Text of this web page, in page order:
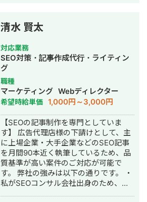
・代理店に依頼しているが、セカンド
オピニオンとして利用したい ・広告運
用をマルっと依頼したい ＝＝=(過去の
運用実績)＝＝＝ 下記はメイン案件の実
績。 ・ネット証券 月額3億
CPA10,000 ┗サブ運用者として既存案
件の運用業務をサポート ┗予算管理、
入札調整、運用改善、広告文作成、定
例資料作成、入稿業務 ┗リスティング
広告(G,Y,MS)を運用 ・生成AIスクール
月額3000万 広告CPA¥10,000 ROI
140% ┗新規案件(代理店二次受け)とし
て、フロント・運用業務・クリエイテ
ィブ制作を行う。 Meta広告、
Google(検索・ディスプレイ)、
Yahoo(検索・ディスプレイ)、
Microsort(検索)、Tiktok広告にて
CPA4,000～10,000円で説明会兼セミ
可能業務】 ・生成AIライティング（生
成AIに関する基礎知識） ・記事構成案
の作成・編集ディレクション ・品質担
保、進捗管理 ・記事リライト ・
WordPress入稿 ・SEOツール
（Search Console、GA4、Ahrefs
等）の基本的な操作 ・キーワード調
査、競合分析 ・被リンク営業・被リン
ク抽出 ・SEO仕様書の作成 ・窓口業務
・定例MTG・月次レポート作成 ・CVR
改善 ・LLMO対策
清水 賢太
対応業務
SEO対策・記事作成代行・ライティン
グ
職種
マーケティング Webディレクター
希望時給単価 1,000円～3,000円
【SEOの記事制作を専門としていま
す】 広告代理店様の下請けとして、主
に上場企業・大手企業などのSEO記事
を月間90本近く執筆しているため、品
質基準が高い案件のご対応が可能で
す。 弊社の強みは以下の通りです。 ・
私がSEOコンサル会社出身のため、